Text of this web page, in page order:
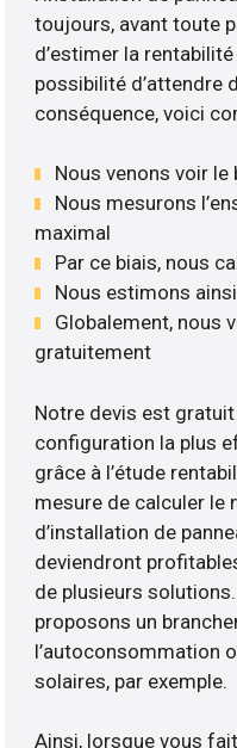
toujours, avant toute
d’estimer la
possibilité d’attendre
conséquence, voici
Nous venons voir le
Nous mesurons
maximal
Par ce biais, nous
Nous estimons
Globalement, nous
gratuitement
Notre devis est
configuration la plus
grâce à l’étude
mesure de calculer le
d’installation de
deviendront
de plusieurs
proposons un
l’autoconsommation
solaires, par exemple.
Ainsi, lorsque vous